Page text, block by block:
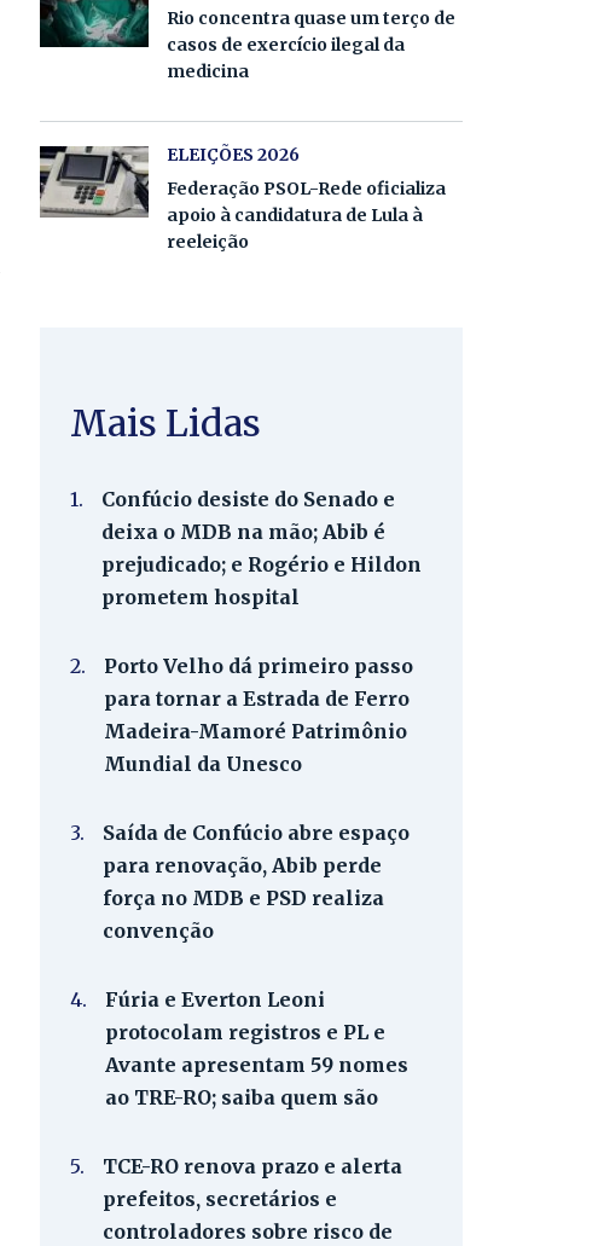
Rio concentra quase um terço de
casos de exercício ilegal da
medicina
ELEIÇÕES 2026
Federação PSOL-Rede oficializa
apoio à candidatura de Lula à
reeleição
Mais Lidas
1.
Confúcio desiste do Senado e
deixa o MDB na mão; Abib é
prejudicado; e Rogério e Hildon
prometem hospital
2.
Porto Velho dá primeiro passo
para tornar a Estrada de Ferro
Madeira-Mamoré Patrimônio
Mundial da Unesco
3.
Saída de Confúcio abre espaço
para renovação, Abib perde
força no MDB e PSD realiza
convenção
4.
Fúria e Everton Leoni
protocolam registros e PL e
Avante apresentam 59 nomes
ao TRE-RO; saiba quem são
5.
TCE-RO renova prazo e alerta
prefeitos, secretários e
controladores sobre risco de